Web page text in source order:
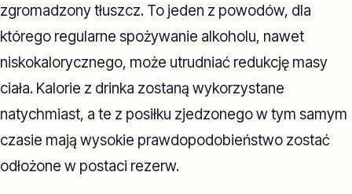
zgromadzony tłuszcz. To jeden z powodów, dla
którego regularne spożywanie alkoholu, nawet
niskokalorycznego, może utrudniać redukcję masy
ciała. Kalorie z drinka zostaną wykorzystane
natychmiast, a te z posiłku zjedzonego w tym samym
czasie mają wysokie prawdopodobieństwo zostać
odłożone w postaci rezerw.